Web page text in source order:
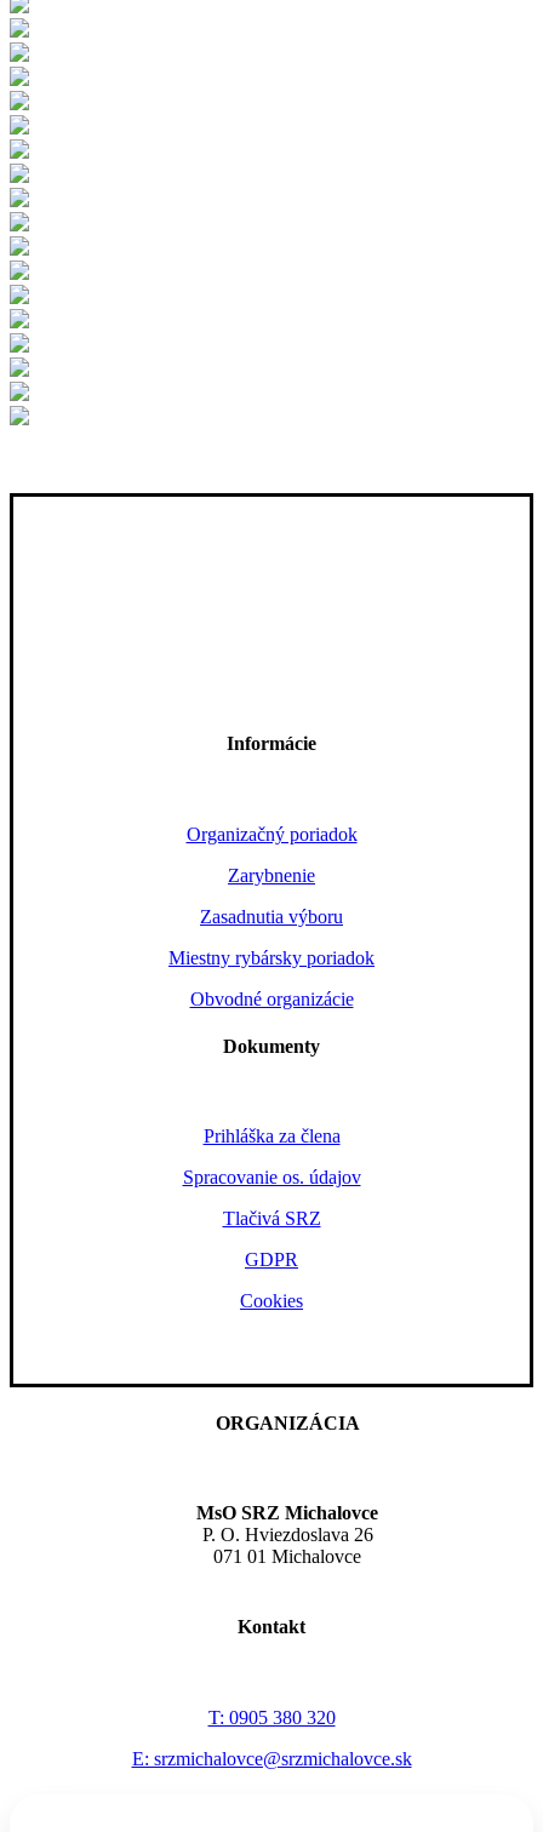
Informácie
Organizačný poriadok
Zarybnenie
Zasadnutia výboru
Miestny rybársky poriadok
Obvodné organizácie
Dokumenty
Prihláška za člena
Spracovanie os. údajov
Tlačivá SRZ
GDPR
Cookies
ORGANIZÁCIA
MsO SRZ Michalovce
P. O. Hviezdoslava 26
071 01 Michalovce
Kontakt
T: 0905 380 320
E: srzmichalovce@srzmichalovce.sk